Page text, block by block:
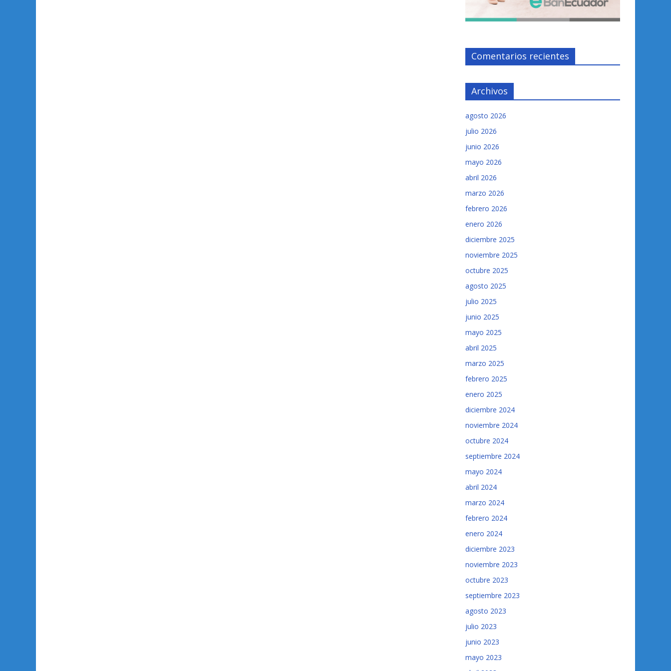
Comentarios recientes
Archivos
agosto 2026
julio 2026
junio 2026
mayo 2026
abril 2026
marzo 2026
febrero 2026
enero 2026
diciembre 2025
noviembre 2025
octubre 2025
agosto 2025
julio 2025
junio 2025
mayo 2025
abril 2025
marzo 2025
febrero 2025
enero 2025
diciembre 2024
noviembre 2024
octubre 2024
septiembre 2024
mayo 2024
abril 2024
marzo 2024
febrero 2024
enero 2024
diciembre 2023
noviembre 2023
octubre 2023
septiembre 2023
agosto 2023
julio 2023
junio 2023
mayo 2023